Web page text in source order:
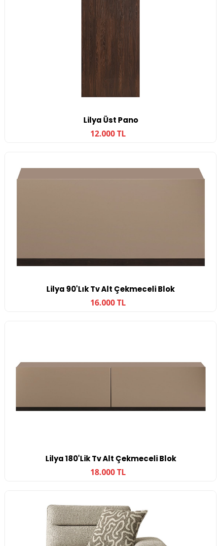
Lilya Üst Pano
12.000 TL
Lilya 90'lık Tv Alt Çekmeceli Blok
16.000 TL
Lilya 180'lik Tv Alt Çekmeceli Blok
18.000 TL